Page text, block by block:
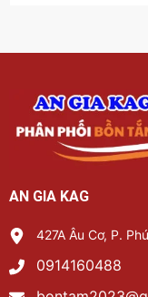
AN GIA KAG
427A Âu Cơ, P.
0914160488